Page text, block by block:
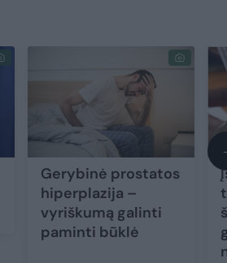
Gerybinė prostatos
hiperplazija –
vyriškumą galinti
paminti būklė